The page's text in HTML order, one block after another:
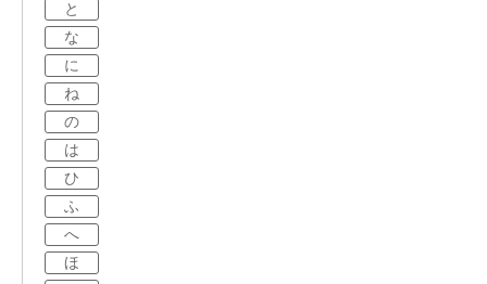
と
な
に
ね
の
は
ひ
ふ
へ
ほ